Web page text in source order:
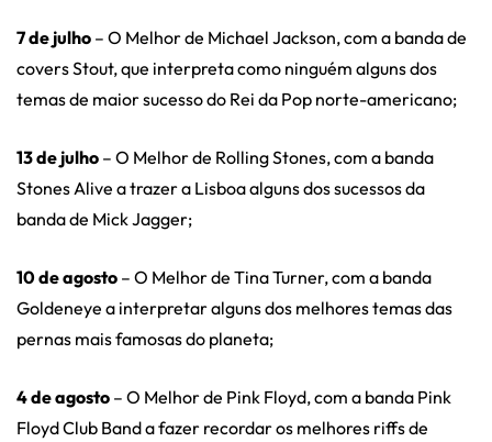
7 de julho – O Melhor de Michael Jackson, com a banda de
covers Stout, que interpreta como ninguém alguns dos
temas de maior sucesso do Rei da Pop norte-americano;
13 de julho – O Melhor de Rolling Stones, com a banda
Stones Alive a trazer a Lisboa alguns dos sucessos da
banda de Mick Jagger;
10 de agosto – O Melhor de Tina Turner, com a banda
Goldeneye a interpretar alguns dos melhores temas das
pernas mais famosas do planeta;
4 de agosto – O Melhor de Pink Floyd, com a banda Pink
Floyd Club Band a fazer recordar os melhores riffs de